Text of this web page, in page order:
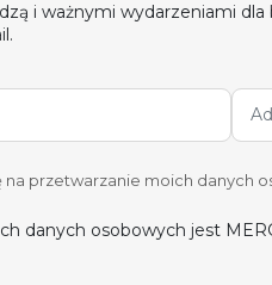
i ważnymi wydarzeniami
przetwarzanie moich danych
danych osobowych jest